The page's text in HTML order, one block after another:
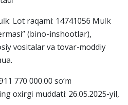
Lot raqami: 14741056 Mulk
(bino-inshootlar),
vositalar va tovar-moddiy
770 000.00 so‘m
oxirgi muddati: 26.05.2025-yil,